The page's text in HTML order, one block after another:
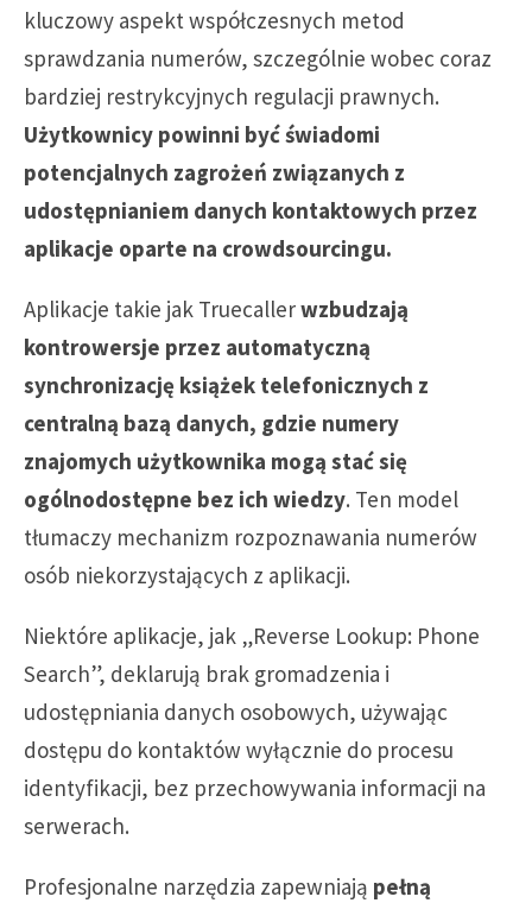
kluczowy aspekt współczesnych metod
sprawdzania numerów, szczególnie wobec coraz
bardziej restrykcyjnych regulacji prawnych.
Użytkownicy powinni być świadomi
potencjalnych zagrożeń związanych z
udostępnianiem danych kontaktowych przez
aplikacje oparte na crowdsourcingu.
Aplikacje takie jak Truecallerwzbudzają
kontrowersje przez automatyczną
synchronizację książek telefonicznych z
centralną bazą danych, gdzie numery
znajomych użytkownika mogą stać się
ogólnodostępne bez ich wiedzy. Ten model
tłumaczy mechanizm rozpoznawania numerów
osób niekorzystających z aplikacji.
Niektóre aplikacje, jak „Reverse Lookup: Phone
Search”, deklarują brak gromadzenia i
udostępniania danych osobowych, używając
dostępu do kontaktów wyłącznie do procesu
identyfikacji, bez przechowywania informacji na
serwerach.
Profesjonalne narzędzia zapewniają pełną